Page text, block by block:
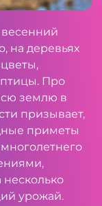
на деревьях
Про
землю в
призывает,
приметы
несколько
урожай.